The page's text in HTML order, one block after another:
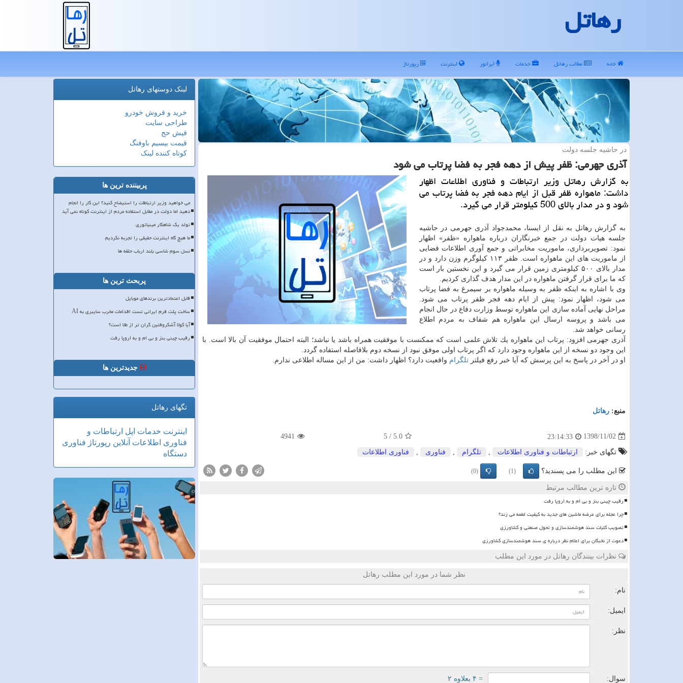
رهاتل
خانه مطالب رهاتل خدمات اپراتور اینترنت رپورتاژ
در حاشیه جلسه دولت
آذری جهرمی: ظفر پیش از دهه فجر به فضا پرتاب می شود
به گزارش رهاتل وزیر ارتباطات و فناوری اطلاعات اظهار
داشت: ماهواره ظفر قبل از ایام دهه فجر به فضا پرتاب می
شود و در مدار بالای 500 كیلومتر قرار می گیرد.
به گزارش رهاتل به نقل از ایسنا، محمدجواد آذری جهرمی در حاشیه
جلسه هیات دولت در جمع خبرنگاران درباره ماهواره «ظفر» اظهار
نمود: تصویربرداری، ماموریت مخابراتی و جمع آوری اطلاعات فضایی
از ماموریت های این ماهواره است. ظفر ۱۱۳ كیلوگرم وزن دارد و در
مدار بالای ۵۰۰ كیلومتری زمین قرار می گیرد و این نخستین بار است
كه ما برای قرار گرفتن ماهواره در این مدار هدف گذاری كردیم.
وی با اشاره به اینكه ظفر به وسیله ماهواره بر سیمرغ به فضا پرتاب
می شود، اظهار نمود: پیش از ایام دهه فجر ظفر پرتاب می شود.
مراحل نهایی آماده سازی این ماهواره توسط وزارت دفاع در حال انجام
می باشد و پروسه ارسال این ماهواره هم شفاف به مردم اطلاع
رسانی خواهد شد.
آذری جهرمی افزود: پرتاب این ماهواره یك تلاش علمی است كه ممكنست با موفقیت همراه باشد یا نباشد؛ البته احتمال موفقیت آن بالا است. با
این وجود دو نسخه از این ماهواره وجود دارد كه اگر پرتاب اولی موفق نبود از نسخه دوم بلافاصله استفاده گردد.
او در آخر در پاسخ به این پرسش كه آیا خبر رفع فیلتر تلگرام واقعیت دارد؟ اظهار داشت: من از این مساله اطلاعی ندارم.
منبع: رهاتل
1398/11/02
23:14:33
5.0
/
5
4941
تگهای خبر: ارتباطات و فناوری اطلاعات تلگرام فناوری فناوری اطلاعات
این مطلب را می پسندید؟ (1)
(0)
تازه ترین مطالب مرتبط
رقیب چینی بنز و بی ام و به اروپا رفت
چرا عجله برای عرضه ماشین های جدید به کیفیت لطمه می زند؟
تصویب کلیات سند هوشمندسازی و تحول صنعتی و کشاورزی
دعوت از نخبگان برای اعلام نظر درباره ی سند هوشمندسازی کشاورزی
نظرات بینندگان رهاتل در مورد این مطلب
نظر شما در مورد این مطلب رهاتل
نام:
ایمیل:
نظر:
سوال: = ۴ بعلاوه ۲
لینک دوستهای رهاتل
خرید و فروش خودرو
طراحی سایت
فیش حج
قیمت بیسیم باوفنگ
کوتاه کننده لینک
پربیننده ترین ها
می خواهید وزیر ارتباطات را استیضاح کنید؟ این کار را انجام
دهید اما دولت در مقابل استفاده مردم از اینترنت کوتاه نمی آید
تولد یک شاهکار مینیاتوری
ما هیچ گاه اینترنت حقیقی را تجربه نکردیم
نسل سوم شاسی بلند ارباب حلقه ها
پربحث ترین ها
قابل اعتمادترین برندهای موبایل
ساخت پلت فرم ایرانی تست اقدامات مخرب سایبری به AI
آیا کولا آشکروفتین گران تر از طلا است؟
رقیب چینی بنز و بی ام و به اروپا رفت
جدیدترین ها
تگهای رهاتل
اینترنت خدمات اپل ارتباطات و
فناوری اطلاعات آنلاین رپورتاژ فناوری
دستگاه